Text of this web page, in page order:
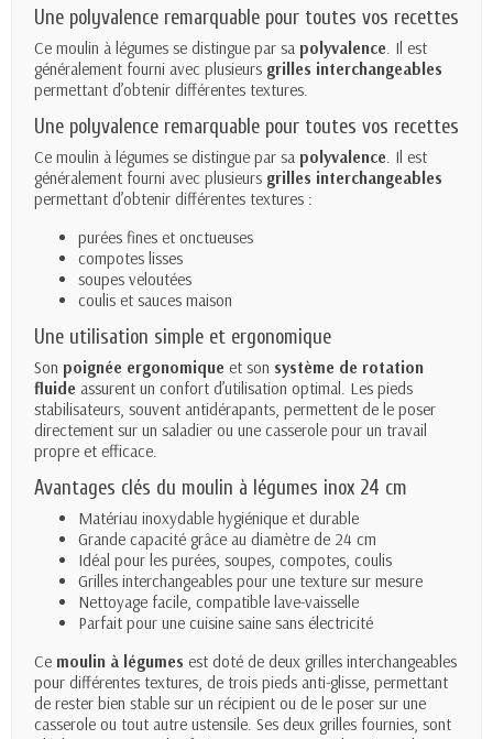
Une polyvalence remarquable pour toutes vos recettes
Ce moulin à légumes se distingue par sa polyvalence . Il est
généralement fourni avec plusieurs grilles interchangeables
permettant d’obtenir différentes textures.
Une polyvalence remarquable pour toutes vos recettes
Ce moulin à légumes se distingue par sa polyvalence . Il est
généralement fourni avec plusieurs grilles interchangeables
permettant d’obtenir différentes textures :
purées fines et onctueuses
compotes lisses
soupes veloutées
coulis et sauces maison
Une utilisation simple et ergonomique
Son poignée ergonomique et son système de rotation
fluide assurent un confort d’utilisation optimal. Les pieds
stabilisateurs, souvent antidérapants, permettent de le poser
directement sur un saladier ou une casserole pour un travail
propre et efficace.
Avantages clés du moulin à légumes inox 24 cm
Matériau inoxydable hygiénique et durable
Grande capacité grâce au diamètre de 24 cm
Idéal pour les purées, soupes, compotes, coulis
Grilles interchangeables pour une texture sur mesure
Nettoyage facile, compatible lave-vaisselle
Parfait pour une cuisine saine sans électricité
Ce moulin à légumes est doté de deux grilles interchangeables
pour différentes textures, de trois pieds anti-glisse, permettant
de rester bien stable sur un récipient ou de le poser sur une
casserole ou tout autre ustensile. Ses deux grilles fournies, sont